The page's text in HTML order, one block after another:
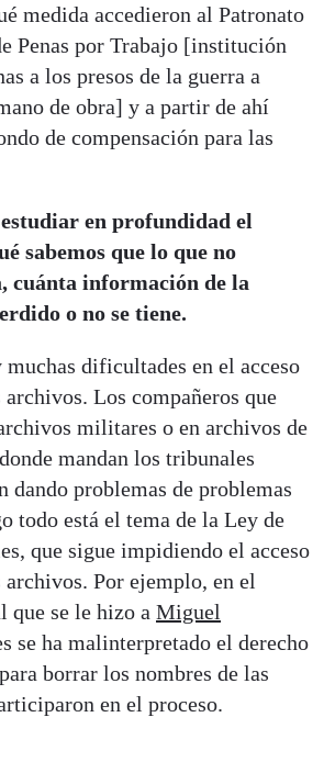
medida accedieron al Patronato
Penas por Trabajo [institución
a los presos de la guerra a
de obra] y a partir de ahí
de compensación para las
estudiar en profundidad el
sabemos que lo que no
cuánta información de la
o no se tiene.
muchas dificultades en el acceso
Los compañeros que
militares o en archivos de
mandan los tribunales
dando problemas de problemas
todo está el tema de la Ley de
que sigue impidiendo el acceso
archivos. Por ejemplo, en el
que se le hizo a Miguel
se ha malinterpretado el derecho
borrar los nombres de las
en el proceso.